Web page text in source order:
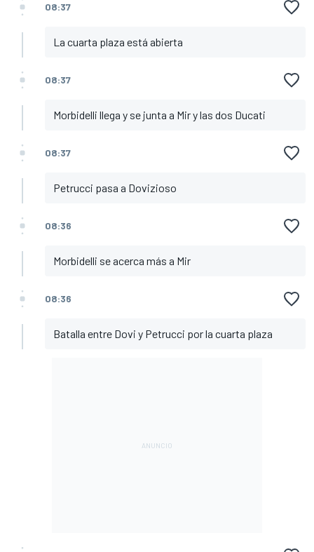
08:37
La cuarta plaza está abierta
08:37
Morbidelli llega y se junta a Mir y las dos Ducati
08:37
Petrucci pasa a Dovizioso
08:36
Morbidelli se acerca más a Mir
08:36
Batalla entre Dovi y Petrucci por la cuarta plaza